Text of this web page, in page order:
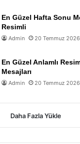
En Güzel Hafta Sonu
Resimli
Admin 20 Temmuz 2026
En Güzel Anlamlı
Mesajları
Admin 20 Temmuz 2026
Daha Fazla Yükle